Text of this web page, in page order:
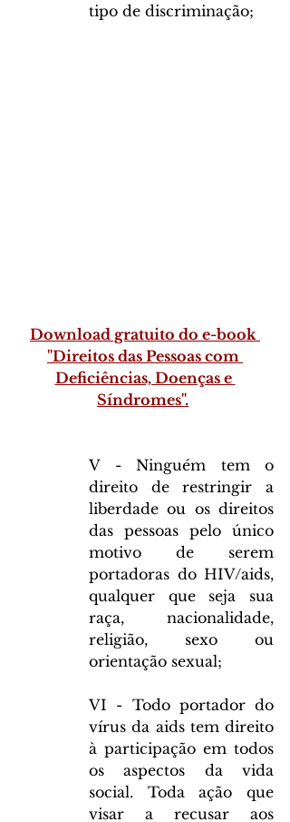
tipo de discriminação;
Download gratuito do e-book
"Direitos das Pessoas com
Deficiências, Doenças e
Síndromes".
V - Ninguém tem o
direito de restringir a
liberdade ou os direitos
das pessoas pelo único
motivo de serem
portadoras do HIV/aids,
qualquer que seja sua
raça, nacionalidade,
religião, sexo ou
orientação sexual;
VI - Todo portador do
vírus da aids tem direito
à participação em todos
os aspectos da vida
social. Toda ação que
visar a recusar aos